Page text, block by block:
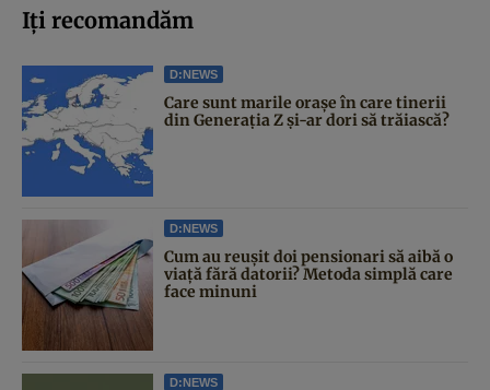
Iți recomandăm
D:NEWS
Care sunt marile orașe în care tinerii
din Generația Z și-ar dori să trăiască?
D:NEWS
Cum au reușit doi pensionari să aibă o
viață fără datorii? Metoda simplă care
face minuni
D:NEWS